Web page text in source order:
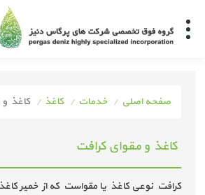
صفحه اصلی خدمات کاغذ کاغذ و
کاغذ و مقوای کرافت
کرافت نوعی کاغذ یا مقواست که از خمیر